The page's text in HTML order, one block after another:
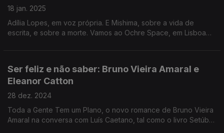
18 jan. 2025
Adília Lopes, em voz própria. E Mishima, sobre a vida de
escrita, e sobre a morte. Vamos ao Ochre Space, em Lisboa
Ser feliz e não saber: Bruno Vieira Amaral e
Eleanor Catton
28 dez. 2024
Toda a Gente Tem um Plano, o novo romance de Bruno Vieira
Amaral na conversa com Luís Caetano, tal como o livro Setúbal.